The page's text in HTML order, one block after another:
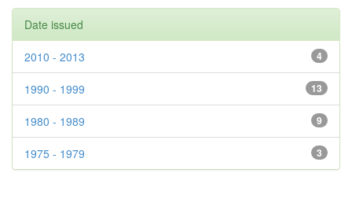
Date issued
4
2010 - 2013
13
1990 - 1999
9
1980 - 1989
3
1975 - 1979